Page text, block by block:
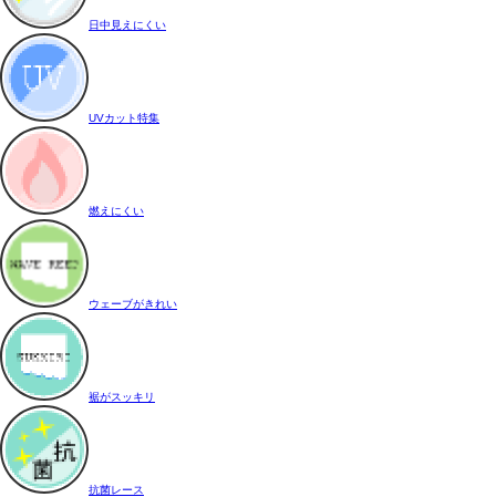
日中見えにくい
UVカット特集
燃えにくい
ウェーブがきれい
裾がスッキリ
抗菌レース